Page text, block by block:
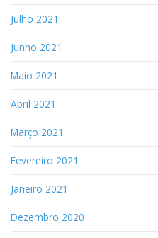
Julho 2021
Junho 2021
Maio 2021
Abril 2021
Março 2021
Fevereiro 2021
Janeiro 2021
Dezembro 2020